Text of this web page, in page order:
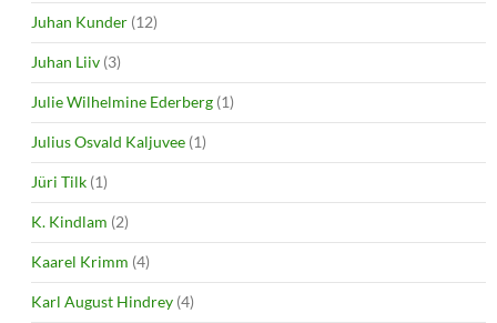
Juhan Kunder (12)
Juhan Liiv (3)
Julie Wilhelmine Ederberg (1)
Julius Osvald Kaljuvee (1)
Jüri Tilk (1)
K. Kindlam (2)
Kaarel Krimm (4)
Karl August Hindrey (4)